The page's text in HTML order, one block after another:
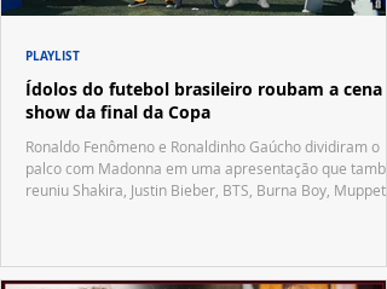
Ídolos do futebol brasileiro roubam a cena
show da final da Copa
Ronaldo Fenômeno e Ronaldinho Gaúcho dividiram o
palco com Madonna em uma apresentação que
reuniu Shakira, Justin Bieber, BTS, Burna Boy, Muppets,
PLAYLIST